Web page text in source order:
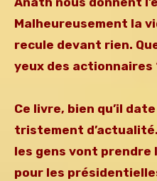
Malheureusement la
recule devant rien.
yeux des actionnaires
Ce livre, bien qu’il
tristement
les gens vont prendre
pour les